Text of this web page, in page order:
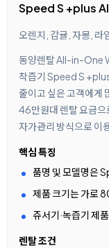
Speed S +plus
오렌지, 감귤, 자몽, 라
동양렌탈 All-in-One
착즙기 Speed S
줄이고 싶은 고객에게
46만원대 렌탈 요금으
자가관리 방식으로 이
핵심 특징
품명 및 모델명은
제품 크기는 가로
쥬서기·녹즙기 제
렌탈 조건